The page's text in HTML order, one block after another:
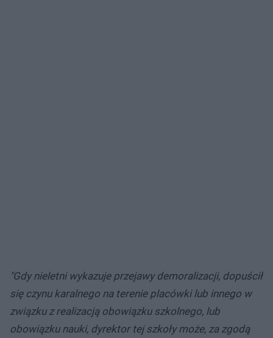
"Gdy nieletni wykazuje przejawy demoralizacji, dopuścił
się czynu karalnego na terenie placówki lub innego w
związku z realizacją obowiązku szkolnego, lub
obowiązku nauki, dyrektor tej szkoły może, za zgodą